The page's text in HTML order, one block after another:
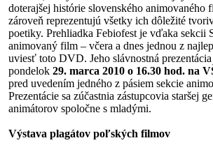
doterajšej histórie slovenského
zároveň reprezentujú všetky ich dôležité
poetiky. Prehliadka Febiofest je vďaka sekcii
animovaný film – včera a dnes jednou z
uviesť toto DVD. Jeho slávnostná
pondelok29. marca 2010 o 16.30 hod. na
pred uvedením jedného z pásiem sekcie
Prezentácie sa zúčastnia zástupcovia staršej
animátorov spoločne s mladými.
Výstava plagátov poľských filmov